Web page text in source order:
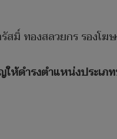
สมิ์ ทองสลวยกร รอง
ให้ดำรงตำแหน่งประเ